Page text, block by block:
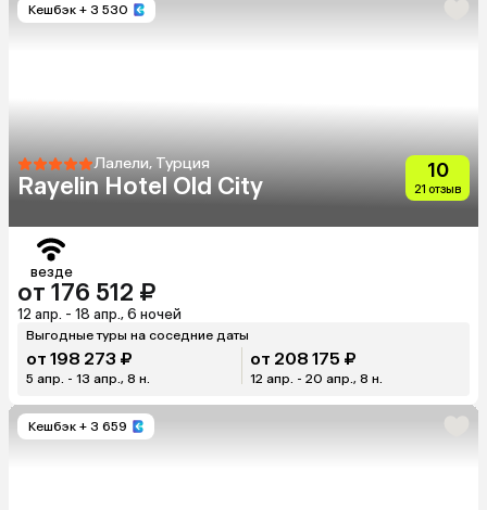
Кешбэк + 3 530
Лалели, Турция
Rayelin Hotel Old City
10
21 отзыв
везде
от 176 512 ₽
12 апр. - 18 апр., 6 ночей
Выгодные туры на соседние даты
от 198 273 ₽
5 апр. - 13 апр., 8 н.
от 208 175 ₽
12 апр. - 20 апр., 8 н.
Кешбэк + 3 659